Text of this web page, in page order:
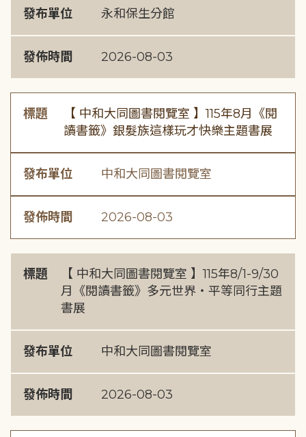
發布單位 永和保生分館
發佈時間 2026-08-03
標題
【 中和大同圖書閱覽室 】115年8月《閱
讀書籤》銀髮族這樣玩才快樂主題書展
發布單位 中和大同圖書閱覽室
發佈時間 2026-08-03
標題
【 中和大同圖書閱覽室 】115年8/1-9/30
月《閱讀書籤》多元世界・平等同行主題
書展
發布單位 中和大同圖書閱覽室
發佈時間 2026-08-03